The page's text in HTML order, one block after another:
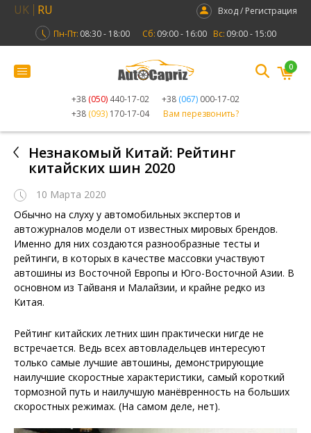
UK RU
Вход / Регистрация
Пн-Пт: 08:30 - 18:00 Сб: 09:00 - 16:00 Вс: 09:00 - 15:00
+38 (050) 440-17-02 +38 (067) 000-17-02
+38 (093) 170-17-04 Вам перезвонить?
0
Незнакомый Китай: Рейтинг
китайских шин 2020
10 Марта 2020
Обычно на слуху у автомобильных экспертов и
автожурналов модели от известных мировых брендов.
Именно для них создаются разнообразные тесты и
рейтинги, в которых в качестве массовки участвуют
автошины из Восточной Европы и Юго-Восточной Азии. В
основном из Тайваня и Малайзии, и крайне редко из
Китая.
Рейтинг китайских летних шин практически нигде не
встречается. Ведь всех автовладельцев интересуют
только самые лучшие автошины, демонстрирующие
наилучшие скоростные характеристики, самый короткий
тормозной путь и наилучшую манёвренность на больших
скоростных режимах. (На самом деле, нет).